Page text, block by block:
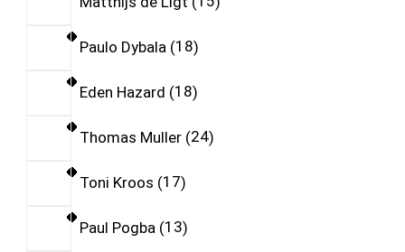
Paulo Dybala 18
Eden Hazard 18
Thomas Muller 24
Toni Kroos 17
Paul Pogba 13